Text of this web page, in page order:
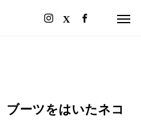
ーツをはいたネコ